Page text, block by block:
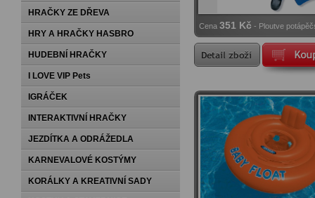
HRAČKY ZE DŘEVA
HRY A HRAČKY HASBRO
HUDEBNÍ HRAČKY
I LOVE VIP Pets
IGRÁČEK
INTERAKTIVNÍ HRAČKY
JEZDÍTKA A ODRÁŽEDLA
KARNEVALOVÉ KOSTÝMY
KORÁLKY A KREATIVNÍ SADY
Cena 351 Kč - Ploutve